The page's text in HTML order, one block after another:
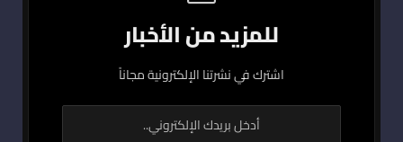
للمزيد من الأخبار
اشترك في نشرتنا الإلكترونية مجاناً